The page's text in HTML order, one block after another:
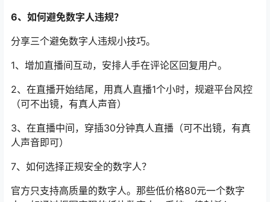
6、如何避免数字人违规？
分享三个避免数字人违规小技巧。
1、增加直播间互动，安排人手在评论区回复用户。
2、在直播开始结尾，用真人直播1个小时，规避平台风控
（可不出镜，有真人声音）
3、在直播中间，穿插30分钟真人直播（可不出镜，有真
人声音即可）
7、如何选择正规安全的数字人？
官方只支持高质量的数字人。那些低价格80元一个数字